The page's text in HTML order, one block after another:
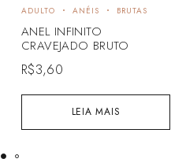
LEIA MAIS
ADULTO ANÉIS BRUTAS
ANEL INFINITO
CRAVEJADO BRUTO
R$3,60